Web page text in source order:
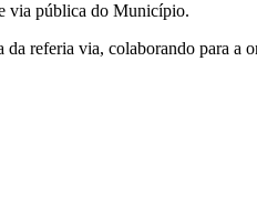
via pública do Município.
referia via, colaborando para a